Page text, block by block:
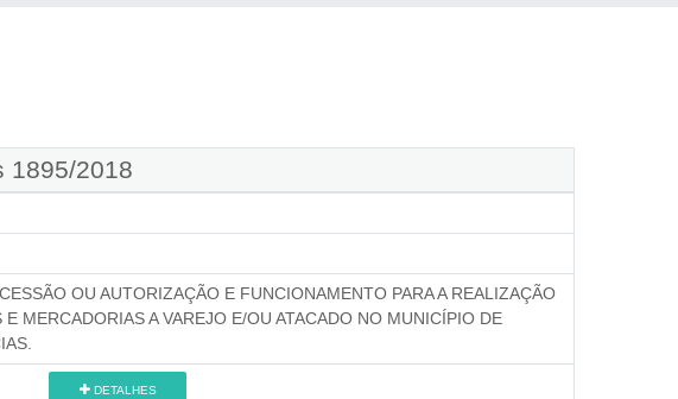
1895/2018
OU AUTORIZAÇÃO E FUNCIONAMENTO PARA A REALIZAÇÃO
MERCADORIAS A VAREJO E/OU ATACADO NO MUNICÍPIO DE
DETALHES